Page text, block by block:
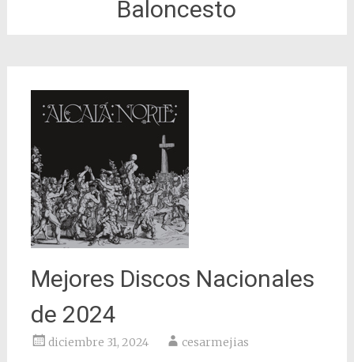
Baloncesto
Mejores Discos Nacionales
de 2024
diciembre 31, 2024 cesarmejias